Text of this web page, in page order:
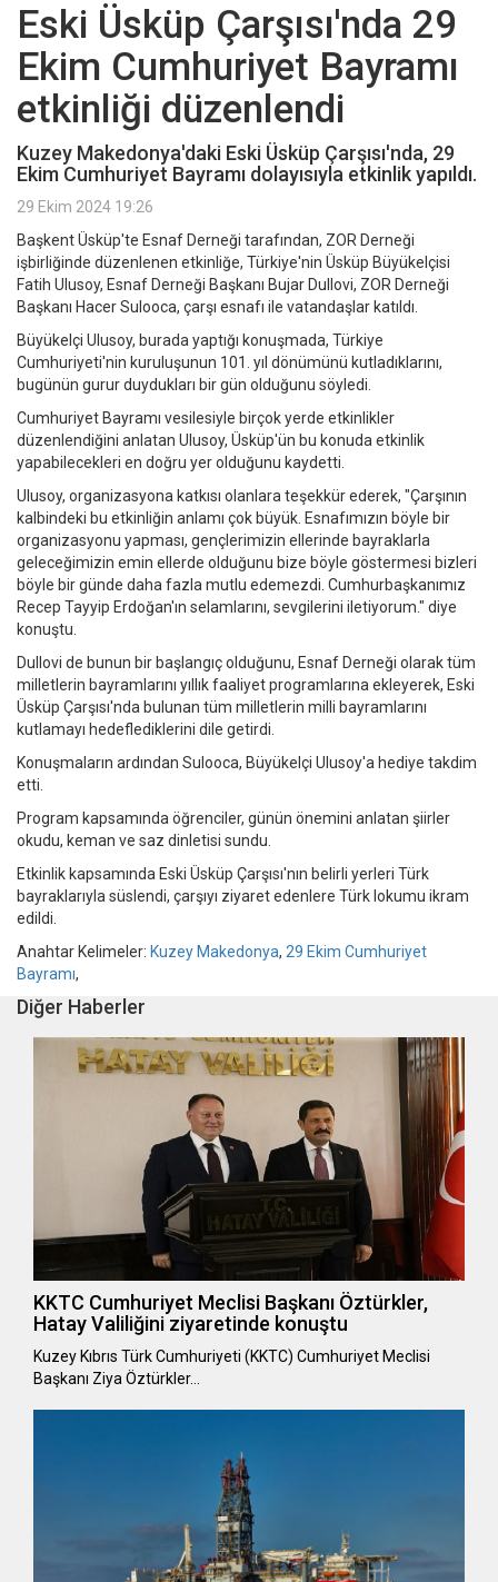
Eski Üsküp Çarşısı'nda 29
Ekim Cumhuriyet Bayramı
etkinliği düzenlendi
Kuzey Makedonya'daki Eski Üsküp Çarşısı'nda, 29
Ekim Cumhuriyet Bayramı dolayısıyla etkinlik yapıldı.
29 Ekim 2024 19:26
Başkent Üsküp'te Esnaf Derneği tarafından, ZOR Derneği
işbirliğinde düzenlenen etkinliğe, Türkiye'nin Üsküp Büyükelçisi
Fatih Ulusoy, Esnaf Derneği Başkanı Bujar Dullovi, ZOR Derneği
Başkanı Hacer Sulooca, çarşı esnafı ile vatandaşlar katıldı.
Büyükelçi Ulusoy, burada yaptığı konuşmada, Türkiye
Cumhuriyeti'nin kuruluşunun 101. yıl dönümünü kutladıklarını,
bugünün gurur duydukları bir gün olduğunu söyledi.
Cumhuriyet Bayramı vesilesiyle birçok yerde etkinlikler
düzenlendiğini anlatan Ulusoy, Üsküp'ün bu konuda etkinlik
yapabilecekleri en doğru yer olduğunu kaydetti.
Ulusoy, organizasyona katkısı olanlara teşekkür ederek, "Çarşının
kalbindeki bu etkinliğin anlamı çok büyük. Esnafımızın böyle bir
organizasyonu yapması, gençlerimizin ellerinde bayraklarla
geleceğimizin emin ellerde olduğunu bize böyle göstermesi bizleri
böyle bir günde daha fazla mutlu edemezdi. Cumhurbaşkanımız
Recep Tayyip Erdoğan'ın selamlarını, sevgilerini iletiyorum." diye
konuştu.
Dullovi de bunun bir başlangıç olduğunu, Esnaf Derneği olarak tüm
milletlerin bayramlarını yıllık faaliyet programlarına ekleyerek, Eski
Üsküp Çarşısı'nda bulunan tüm milletlerin milli bayramlarını
kutlamayı hedeflediklerini dile getirdi.
Konuşmaların ardından Sulooca, Büyükelçi Ulusoy'a hediye takdim
etti.
Program kapsamında öğrenciler, günün önemini anlatan şiirler
okudu, keman ve saz dinletisi sundu.
Etkinlik kapsamında Eski Üsküp Çarşısı'nın belirli yerleri Türk
bayraklarıyla süslendi, çarşıyı ziyaret edenlere Türk lokumu ikram
edildi.
Anahtar Kelimeler: Kuzey Makedonya, 29 Ekim Cumhuriyet
Bayramı,
Diğer Haberler
KKTC Cumhuriyet Meclisi Başkanı Öztürkler,
Hatay Valiliğini ziyaretinde konuştu
Kuzey Kıbrıs Türk Cumhuriyeti (KKTC) Cumhuriyet Meclisi
Başkanı Ziya Öztürkler…